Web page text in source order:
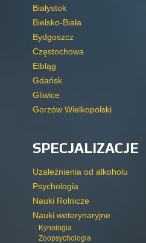
Białystok
Bielsko-Biała
Bydgoszcz
Częstochowa
Elbląg
Gdańsk
Gliwice
Gorzów Wielkopolski
SPECJALIZACJE
Uzależnienia od alkoholu
Psychologia
Nauki Rolnicze
Nauki weterynaryjne
Kynologia
Zoopsychologia